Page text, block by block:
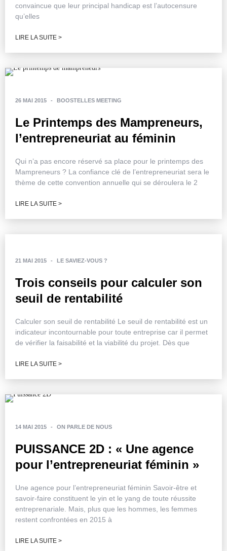
convaincue que leur principal handicap est l’autocensure
qu’elles
LIRE LA SUITE >
26 MAI 2015 - BOOSTELLES MEETING
Le Printemps des Mampreneurs,
l’entrepreneuriat au féminin
Qui n’a pas encore réservé sa place pour le printemps des
Mampreneurs ? La confiance clé de l’entrepreneuriat sera le
thème de cette convention annuelle qui se déroulera le 2
LIRE LA SUITE >
21 MAI 2015 - LE SAVIEZ-VOUS ?
Trois conseils pour calculer son
seuil de rentabilité
Calculer son seuil de rentabilité Le seuil de rentabilité est un
indicateur incontournable pour toute entreprise car il permet
de vérifier la faisabilité et la viabilité du projet. Dès que
LIRE LA SUITE >
14 MAI 2015 - ON PARLE DE NOUS
PUISSANCE 2D : « Une agence
pour l’entrepreneuriat féminin »
Une agence pour l’entrepreneuriat féminin Savoir-être et
savoir-faire constituent le yin et le yang de toute réussite
entreprenariale. Mais, plus que les hommes, les femmes
restent confrontées en 2015 à
LIRE LA SUITE >